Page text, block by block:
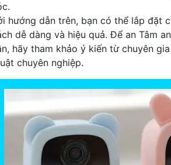
hướng dẫn trên, bạn có thể lắp đặt
dễ dàng và hiệu quả. Để an Tâm
hãy tham khảo ý kiến từ chuyên
chuyên nghiệp.